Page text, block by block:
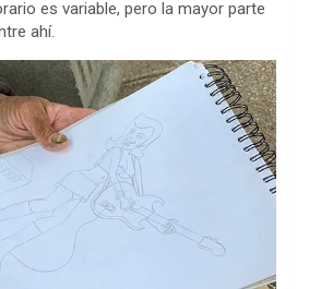
es variable, pero la mayor parte
ahí.